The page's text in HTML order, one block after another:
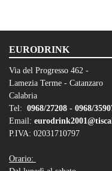
EURODRINK
Via del Progresso 462 -
Lamezia Terme - Catanzaro
Calabria
Tel: 0968/27208 - 0968/
Email:
P.IVA: 02031710797
Orario: